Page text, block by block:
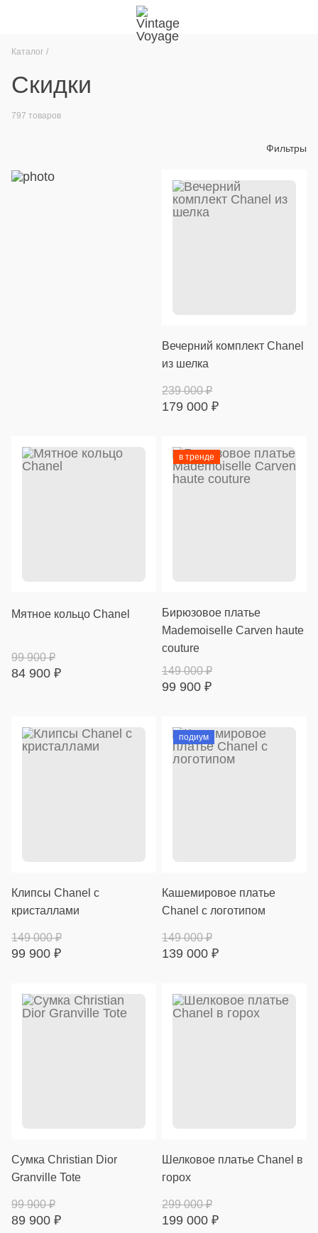
Каталог
Скидки
797 товаров
Фильтры
Вечерний комплект Chanel
из шелка
179 000 ₽
239 000₽
Мятное кольцо Chanel
84 900 ₽
99 900₽
в тренде
Бирюзовое платье
Mademoiselle Carven haute
couture
99 900 ₽
149 000₽
Клипсы Chanel с
кристаллами
99 900 ₽
149 000₽
подиум
Кашемировое платье
Chanel с логотипом
139 000 ₽
149 000₽
Сумка Christian Dior
Granville Tote
89 900 ₽
99 900₽
Шелковое платье Chanel в
горох
199 000 ₽
299 000₽